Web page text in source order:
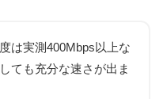
は実測400Mbps以上な
ても充分な速さが出ま